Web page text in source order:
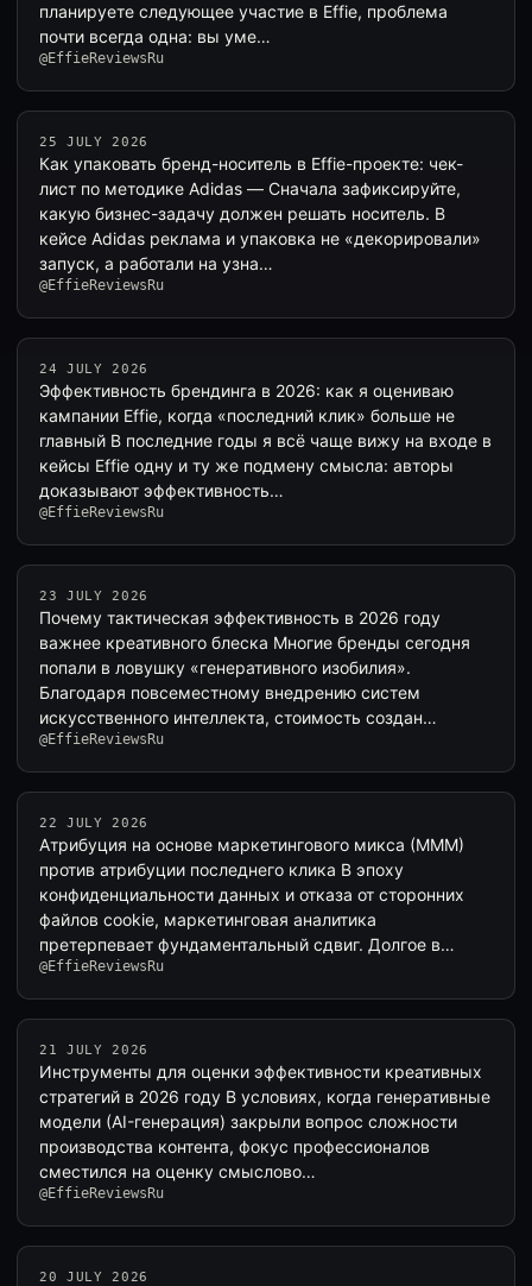
планируете следующее участие в Effie, проблема
почти всегда одна: вы уме…
@EffieReviewsRu
25 JULY 2026
Как упаковать бренд-носитель в Effie-проекте: чек-
лист по методике Adidas — Сначала зафиксируйте,
какую бизнес-задачу должен решать носитель. В
кейсе Adidas реклама и упаковка не «декорировали»
запуск, а работали на узна…
@EffieReviewsRu
24 JULY 2026
Эффективность брендинга в 2026: как я оцениваю
кампании Effie, когда «последний клик» больше не
главный В последние годы я всё чаще вижу на входе в
кейсы Effie одну и ту же подмену смысла: авторы
доказывают эффективность…
@EffieReviewsRu
23 JULY 2026
Почему тактическая эффективность в 2026 году
важнее креативного блеска Многие бренды сегодня
попали в ловушку «генеративного изобилия».
Благодаря повсеместному внедрению систем
искусственного интеллекта, стоимость создан…
@EffieReviewsRu
22 JULY 2026
Атрибуция на основе маркетингового микса (MMM)
против атрибуции последнего клика В эпоху
конфиденциальности данных и отказа от сторонних
файлов cookie, маркетинговая аналитика
претерпевает фундаментальный сдвиг. Долгое в…
@EffieReviewsRu
21 JULY 2026
Инструменты для оценки эффективности креативных
стратегий в 2026 году В условиях, когда генеративные
модели (AI-генерация) закрыли вопрос сложности
производства контента, фокус профессионалов
сместился на оценку смыслово…
@EffieReviewsRu
20 JULY 2026